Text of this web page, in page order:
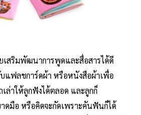
เสริมพัฒนาการพูดและสื่อสารได้ดี
แฟลชการ์ดผ้า หรือหนังสือผ้าเพื่อ
เล่าให้ลูกฟังได้ตลอด และลูกก็
ดมือ หรือคิดจะกัดเพราะคันฟันก็ได้